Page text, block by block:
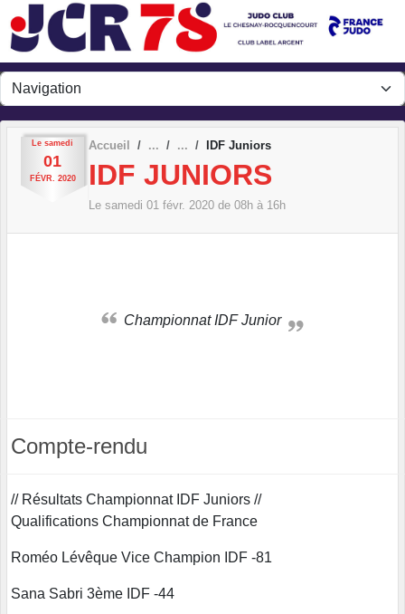
Le samedi
01
FÉVR. 2020
Accueil IDF Juniors
IDF JUNIORS
Le samedi 01 févr. 2020 de 08h à 16h
Championnat IDF Junior
Compte-rendu
// Résultats Championnat IDF Juniors //
Qualifications Championnat de France
Roméo Lévêque Vice Champion IDF -81
Sana Sabri 3ème IDF -44
Panneau de gestion des cookies